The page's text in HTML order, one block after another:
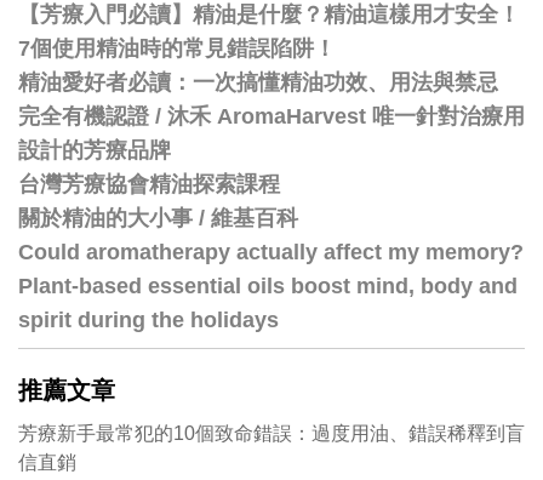
【芳療入門必讀】精油是什麼？精油這樣用才安全！
7個使用精油時的常見錯誤陷阱！
精油愛好者必讀：一次搞懂精油功效、用法與禁忌
完全有機認證 / 沐禾 AromaHarvest 唯一針對治療用
設計的芳療品牌
台灣芳療協會精油探索課程
關於精油的大小事 / 維基百科
Could aromatherapy actually affect my memory?
Plant-based essential oils boost mind, body and
spirit during the holidays
推薦文章
芳療新手最常犯的10個致命錯誤：過度用油、錯誤稀釋到盲
信直銷